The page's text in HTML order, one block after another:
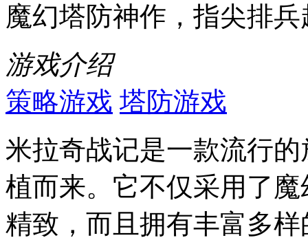
魔幻塔防神作，指尖排
游戏介绍
策略游戏 塔防游戏
米拉奇战记是一款流行
植而来。它不仅采用了
精致，而且拥有丰富多